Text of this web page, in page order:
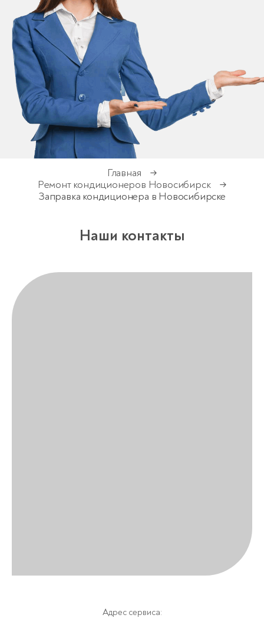
Главная
→
Ремонт кондиционеров Новосибирск
→
Заправка кондиционера в Новосибирске
Наши контакты
Адрес сервиса: